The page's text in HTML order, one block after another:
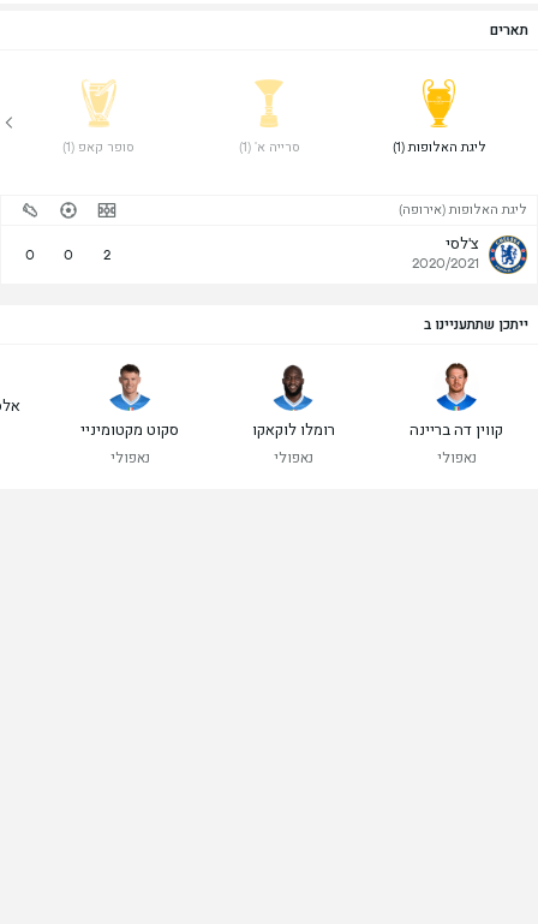
תארים
ליגת האלופות (1) סרייה א' (1) סופר קאפ (1)
ליגת האלופות (אירופה)
צ'לסי
2020/2021
2
0
0
ייתכן שתתעניינו ב
קווין דה בריינה
נאפולי
רומלו לוקאקו
נאפולי
סקוט מקטומיניי
נאפולי